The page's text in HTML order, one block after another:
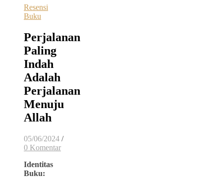
Resensi
Buku
Perjalanan
Paling
Indah
Adalah
Perjalanan
Menuju
Allah
05/06/2024 /
0 Komentar
Identitas
Buku: